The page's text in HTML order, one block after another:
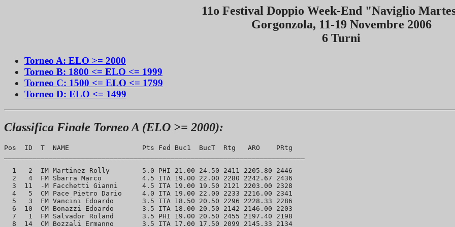
11o Festival Doppio Week-End "Naviglio
Gorgonzola, 11-19 Novembre 2006
6 Turni
Torneo A: ELO >= 2000
Torneo B: 1800 <= ELO <= 1999
Torneo C: 1500 <= ELO <= 1799
Torneo D: ELO <= 1499
Classifica Finale Torneo A (ELO >= 2000):
Pos  ID  T  NAME                  Pts Fed Buc1  BucT  Rtg   ARO    PRtg
  1   2  IM Martinez Rolly        5.0 PHI 21.00 24.50 2411 2205.80 2446
  2   4  FM Sbarra Marco          4.5 ITA 19.00 22.00 2280 2242.67 2436
  3  11  -M Facchetti Gianni      4.5 ITA 19.00 19.50 2121 2203.00 2328
  4   5  CM Pace Pietro Dario     4.0 ITA 19.00 22.00 2233 2216.00 2341
  5   3  FM Vancini Edoardo       3.5 ITA 18.50 20.50 2296 2228.33 2286
  6  10  CM Bonazzi Edoardo       3.5 ITA 18.00 20.50 2142 2146.00 2203
  7   1  FM Salvador Roland       3.5 PHI 19.00 20.50 2455 2197.40 2198
  8  14  CM Bozzali Ermanno       3.5 ITA 17.00 17.50 2099 2145.33 2134